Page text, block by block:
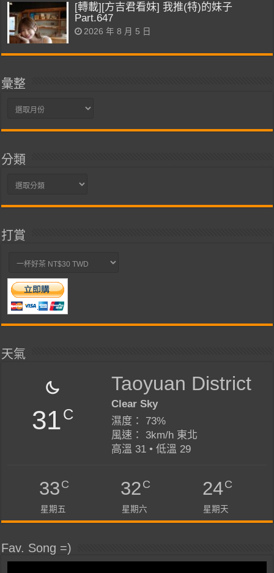
[轉載][方吉君看妹] 我推(特)的妹子
Part.647
2026 年 8 月 5 日
彙整
彙
分類
分
打賞
天氣
31C
Taoyuan District
Clear Sky
濕度： 73%
風速： 3km/h 東北
高溫 31 • 低溫 29
33C
星期五
32C
星期六
24C
星期天
Fav. Song =)